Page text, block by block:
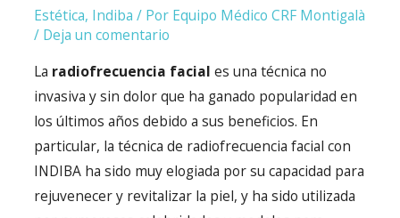
Estética, Indiba / Por Equipo Médico CRF Montigalà
/ Deja un comentario
La radiofrecuencia facial es una técnica no
invasiva y sin dolor que ha ganado popularidad en
los últimos años debido a sus beneficios. En
particular, la técnica de radiofrecuencia facial con
INDIBA ha sido muy elogiada por su capacidad para
rejuvenecer y revitalizar la piel, y ha sido utilizada